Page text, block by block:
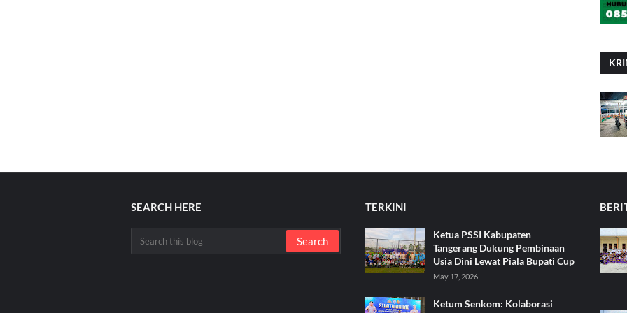
SEARCH HERE TERKINI
Ketua PSSI Kabupaten
Tangerang Dukung Pembinaan
Usia Dini Lewat Piala Bupati Cup
May 17, 2026
Ketum Senkom: Kolaborasi